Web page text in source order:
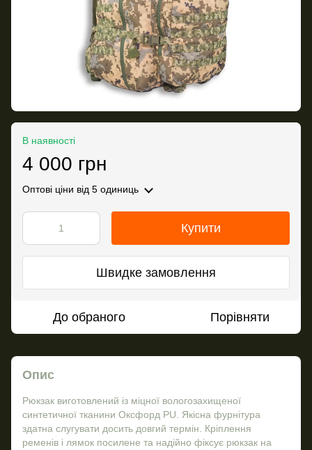
В наявності
4 000 грн
Оптові ціни від 5 одиниць
Купити
Швидке замовлення
До обраного Порівняти
Опис
Рюкзак виготовлений із міцної вологозахищеної
синтетичної тканини Оксфорд PU. Якісна фурнітура
здатна слугувати досить довгий термін. Кріплення
ременів і лямок посилене та надійно фіксує рюкзак на